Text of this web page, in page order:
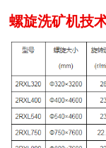
螺旋洗矿机技